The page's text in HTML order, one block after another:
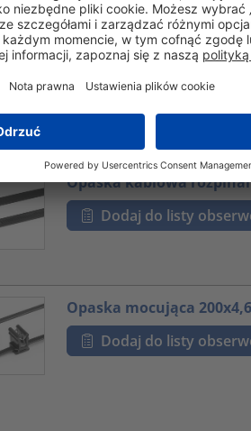
Opaska kablowa 300x4,7
Dodaj do listy
Opaska kablowa
Dodaj do listy
Opaska mocująca 200x4,6
Dodaj do listy